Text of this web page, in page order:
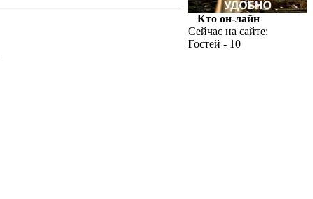
Кто он-лайн
Сейчас на сайте:
Гостей - 10